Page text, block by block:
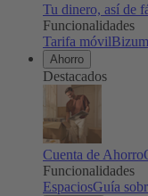
Tu dinero, así de
Funcionalidades
Tarifa móvilBizum
Ahorro
Destacados
Cuenta de Ahorro
Funcionalidades
EspaciosGuía